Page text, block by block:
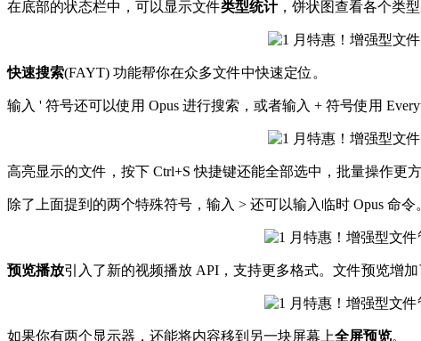
在底部的状态栏中，可以显示文件类型统计，饼状图查看各个类
快速搜索(FAYT) 功能帮你在众多文件中快速定位。
输入 ' 符号还可以使用 Opus 进行搜索，或者输入 + 符号使用
高亮显示的文件，按下 Ctrl+S 快捷键还能全部选中，批量操作更方
除了上面提到的两个特殊符号，输入 > 还可以输入临时 Opus 命令
预览播放引入了新的视频播放 API，支持更多格式。文件预览增加
如果你有两个显示器，还能将内容移到另一块屏幕上全屏预览。